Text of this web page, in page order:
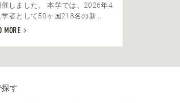
催しました。 本学では、2026年4
学者として50ヶ国218名の新...
MORE
す